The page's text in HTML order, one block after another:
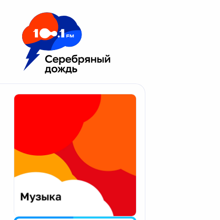
Москва 100.1 FM
Апатиты
Екатеринбург
Калининград
Калуга